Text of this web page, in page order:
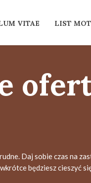
VITAE LIST
Daj sobie czas na
będziesz cieszyć